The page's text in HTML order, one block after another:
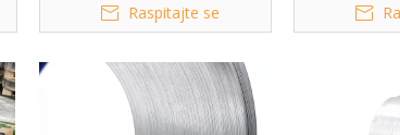
Raspitajte se